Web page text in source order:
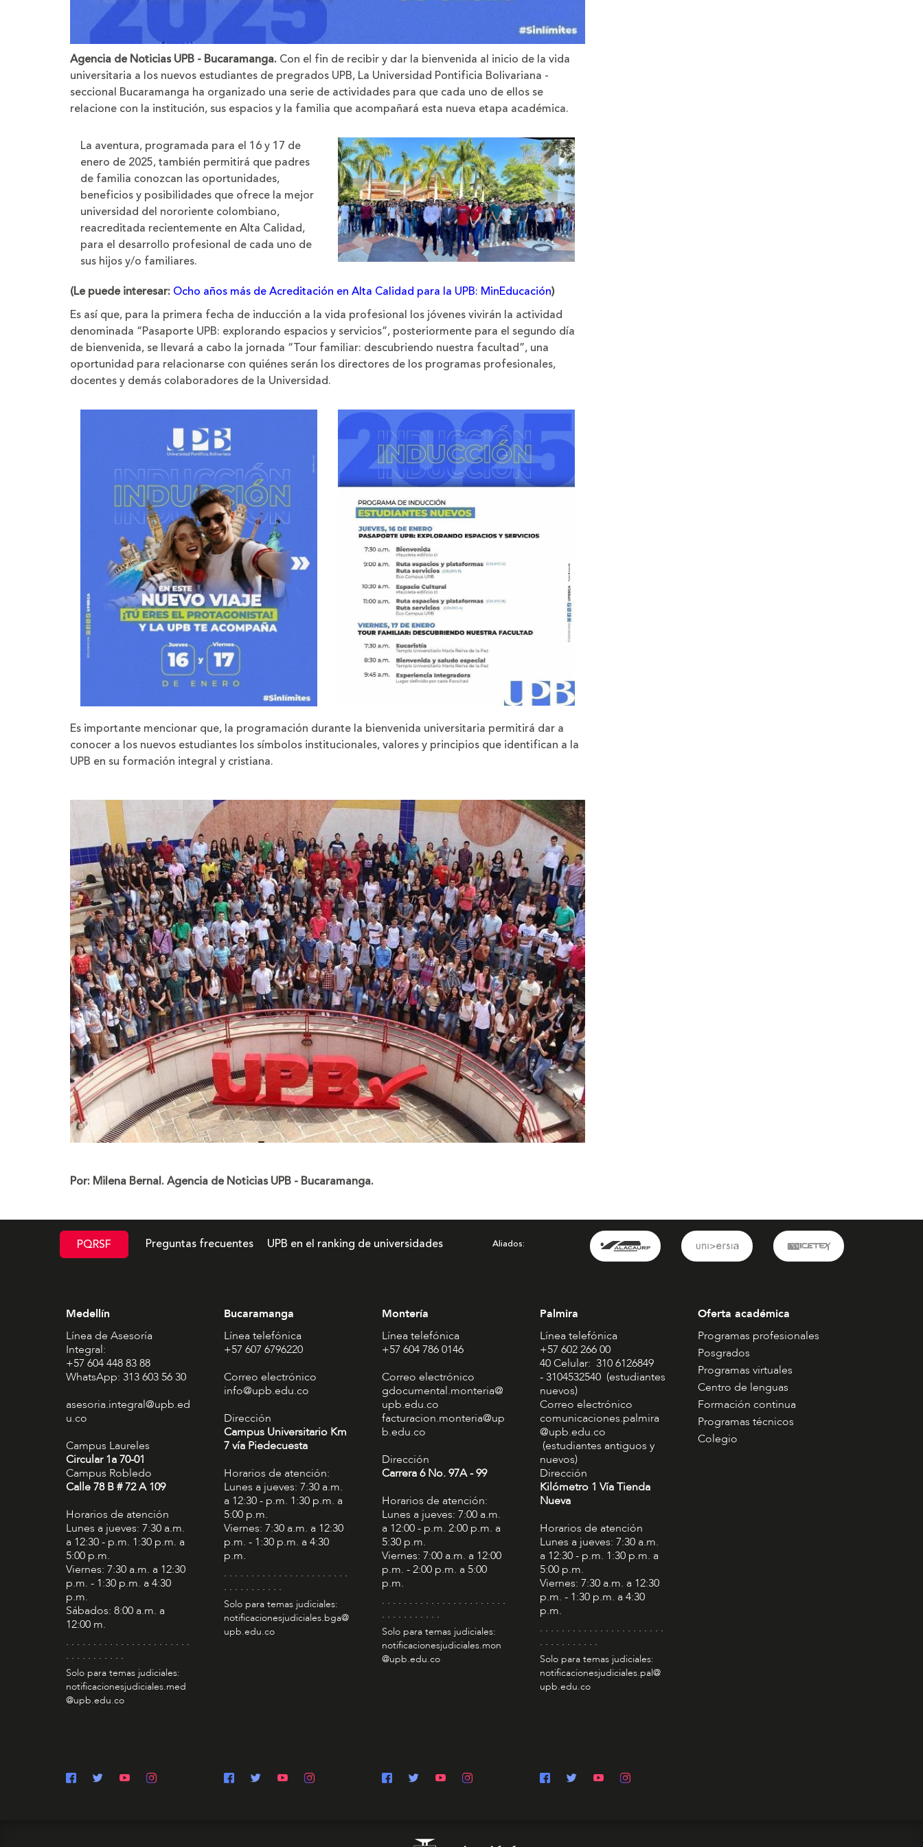
Agencia de Noticias UPB - Bucaramanga. Con el fin de recibir y dar la bienvenida al inicio de la vida
universitaria a los nuevos estudiantes de pregrados UPB, La Universidad Pontificia Bolivariana -
seccional Bucaramanga ha organizado una serie de actividades para que cada uno de ellos se
relacione con la institución, sus espacios y la familia que acompañará esta nueva etapa académica.
La aventura, programada para el 16 y 17 de
enero de 2025, también permitirá que padres
de familia conozcan las oportunidades,
beneficios y posibilidades que ofrece la mejor
universidad del nororiente colombiano,
reacreditada recientemente en Alta Calidad,
para el desarrollo profesional de cada uno de
sus hijos y/o familiares.
(Le puede interesar: Ocho años más de Acreditación en Alta Calidad para la UPB: MinEducación)
Es así que, para la primera fecha de inducción a la vida profesional los jóvenes vivirán la actividad
denominada “Pasaporte UPB: explorando espacios y servicios”, posteriormente para el segundo día
de bienvenida, se llevará a cabo la jornada “Tour familiar: descubriendo nuestra facultad”, una
oportunidad para relacionarse con quiénes serán los directores de los programas profesionales,
docentes y demás colaboradores de la Universidad.
Es importante mencionar que, la programación durante la bienvenida universitaria permitirá dar a
conocer a los nuevos estudiantes los símbolos institucionales, valores y principios que identifican a la
UPB en su formación integral y cristiana.
Por: Milena Bernal. Agencia de Noticias UPB - Bucaramanga.
PQRSF Preguntas frecuentes UPB en el ranking de universidades Aliados
Medellín
Línea de Asesoría
Integral:
+57 604 448 83 88
WhatsApp: 313 603 56 30
asesoria.integral@upb.ed
u.co
Campus Laureles
Circular 1a 70-01
Campus Robledo
Calle 78 B # 72 A 109
Horarios de atención
Lunes a jueves: 7:30 a.m.
a 12:30 - p.m. 1:30 p.m. a
5:00 p.m.
Viernes: 7:30 a.m. a 12:30
p.m. - 1:30 p.m. a 4:30
p.m.
Sábados: 8:00 a.m. a
12:00 m.
. . . . . . . . . . . . . . . . . . . . . . .
. . . . . . . . . . .
Solo para temas judiciales:
notificacionesjudiciales.med
@upb.edu.co
Bucaramanga
Línea telefónica
+57 607 6796220
Correo electrónico
info@upb.edu.co
Dirección
Campus Universitario Km
7 vía Piedecuesta
Horarios de atención:
Lunes a jueves: 7:30 a.m.
a 12:30 - p.m. 1:30 p.m. a
5:00 p.m.
Viernes: 7:30 a.m. a 12:30
p.m. - 1:30 p.m. a 4:30
p.m.
. . . . . . . . . . . . . . . . . . . . . . .
. . . . . . . . . . .
Solo para temas judiciales:
notificacionesjudiciales.bga@
upb.edu.co
Montería
Línea telefónica
+57 604 786 0146
Correo electrónico
gdocumental.monteria@
upb.edu.co
facturacion.monteria@up
b.edu.co
Dirección
Carrera 6 No. 97A - 99​
Horarios de atención:
Lunes a jueves: 7:00 a.m.
a 12:00 - p.m. 2:00 p.m. a
5:30 p.m.
Viernes: 7:00 a.m. a 12:00
p.m. - 2:00 p.m. a 5:00
p.m.
. . . . . . . . . . . . . . . . . . . . . . .
. . . . . . . . . . .
Solo para temas judiciales:
notificacionesjudiciales.mon
@upb.edu.co
Palmira
Línea telefónica
+57 602 266 00
40 Celular: 310 6126849
- 3104532540 (estudiantes
nuevos)
Correo electrónico
comunicaciones.palmira
@upb.edu.co
(estudiantes antiguos y
nuevos)
Dirección
Kilómetro 1 Vía Tienda
Nueva
Horarios de atención
Lunes a jueves: 7:30 a.m.
a 12:30 - p.m. 1:30 p.m. a
5:00 p.m.
Viernes: 7:30 a.m. a 12:30
p.m. - 1:30 p.m. a 4:30
p.m.
. . . . . . . . . . . . . . . . . . . . . . .
. . . . . . . . . . .
Solo para temas judiciales:
notificacionesjudiciales.pal@
upb.edu.co
Oferta académica
Programas profesionales
Posgrados
Programas virtuales
Centro de lenguas
Formación continua
Programas técnicos
Colegio